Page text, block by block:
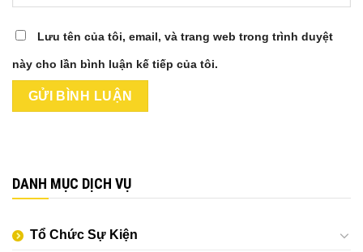
Lưu tên của tôi, email, và trang web trong trình duyệt
này cho lần bình luận kế tiếp của tôi.
DANH MỤC DỊCH VỤ
Tổ Chức Sự Kiện